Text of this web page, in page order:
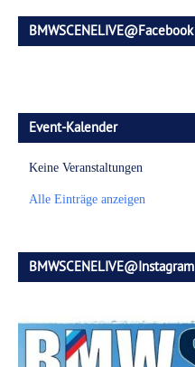
BMWSCENELIVE@Facebook
Event-Kalender
Keine Veranstaltungen
Alle Einträge anzeigen
BMWSCENELIVE@Instagram